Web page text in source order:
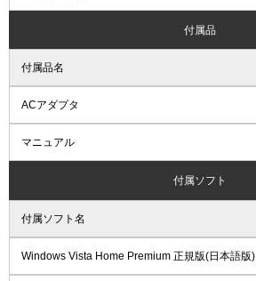
付属品
付属品名
ACアダプタ
マニュアル
付属ソフト
付属ソフト名
Windows Vista Home Premium 正規版(日本語版)